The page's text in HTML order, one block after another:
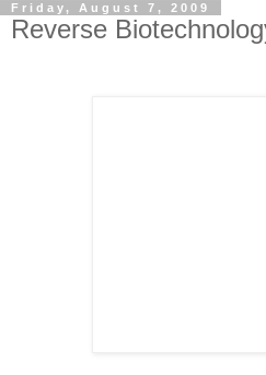
Friday, August 7, 2009
Reverse